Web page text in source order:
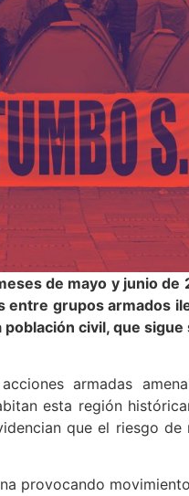
de mayo y junio
grupos armados
civil, que
armadas
esta región
que el riesgo
provocando